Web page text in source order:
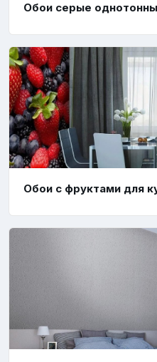
Обои серые
Обои с фруктами для